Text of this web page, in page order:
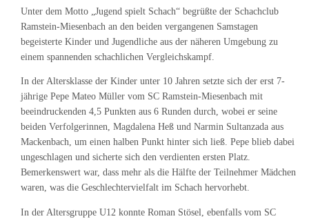
Unter dem Motto „Jugend spielt Schach“ begrüßte der Schachclub
Ramstein-Miesenbach an den beiden vergangenen Samstagen
begeisterte Kinder und Jugendliche aus der näheren Umgebung zu
einem spannenden schachlichen Vergleichskampf.
In der Altersklasse der Kinder unter 10 Jahren setzte sich der erst 7-
jährige Pepe Mateo Müller vom SC Ramstein-Miesenbach mit
beeindruckenden 4,5 Punkten aus 6 Runden durch, wobei er seine
beiden Verfolgerinnen, Magdalena Heß und Narmin Sultanzada aus
Mackenbach, um einen halben Punkt hinter sich ließ. Pepe blieb dabei
ungeschlagen und sicherte sich den verdienten ersten Platz.
Bemerkenswert war, dass mehr als die Hälfte der Teilnehmer Mädchen
waren, was die Geschlechtervielfalt im Schach hervorhebt.
In der Altersgruppe U12 konnte Roman Stösel, ebenfalls vom SC